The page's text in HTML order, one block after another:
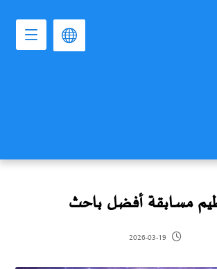
مسابقة أفضل باحث
2026-03-19